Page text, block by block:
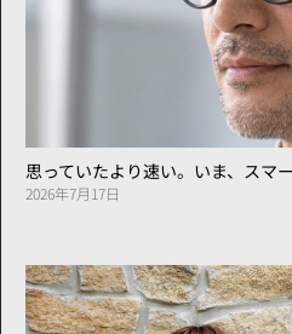
思っていたより速い。いま、スマ
2026年7月17日